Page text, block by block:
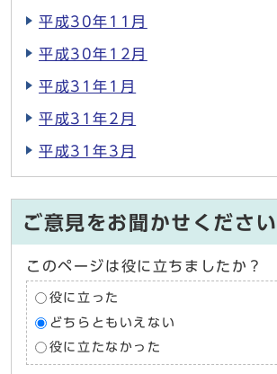
平成30年11月
平成30年12月
平成31年1月
平成31年2月
平成31年3月
ご意見をお聞かせください
このページは役に立ちましたか？
役に立った
どちらともいえない
役に立たなかった